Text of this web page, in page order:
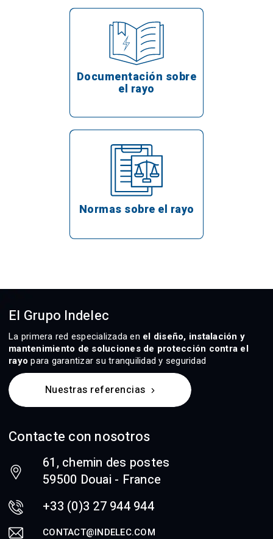
Documentación sobre
el rayo
Normas sobre el rayo
El Grupo Indelec
La primera red especializada en el diseño, instalación y
mantenimiento de soluciones de protección contra el
rayo para garantizar su tranquilidad y seguridad
Nuestras referencias
Contacte con nosotros
61, chemin des postes
59500 Douai - France
+33 (0)3 27 944 944
CONTACT@INDELEC.COM